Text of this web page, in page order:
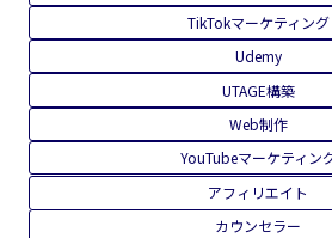
TikTokマーケティング
Udemy
UTAGE構築
Web制作
YouTubeマーケティン
アフィリエイト
カウンセラー